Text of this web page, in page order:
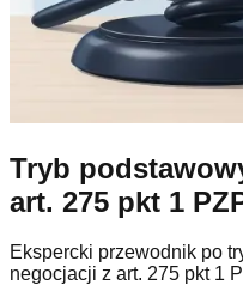
Tryb
art. 275 pkt 1
Ekspercki przewodnik po
negocjacji z art. 275 pkt 1